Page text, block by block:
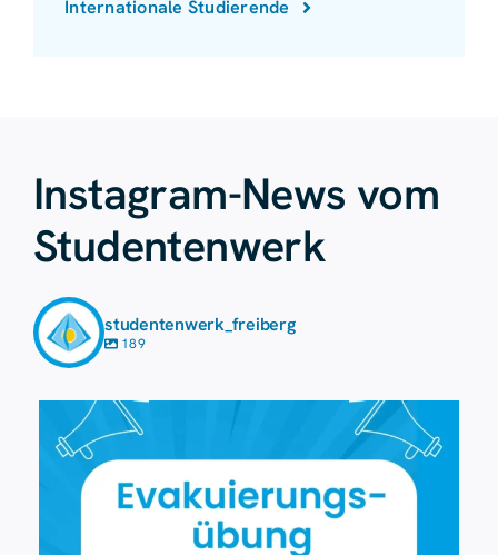
Internationale Studierende
Instagram-News vom
Studentenwerk
studentenwerk_freiberg
189